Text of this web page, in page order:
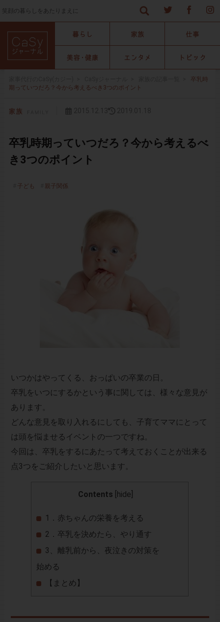
笑顔の暮らしをあたりまえに
卒乳時
期っていつだろ？今から考えるべき3つのポイント
卒乳時期っていつだろ？今から考えるべ
き3つのポイント
子ども 親子関係
いつかはやってくる、おっぱいの卒業の日。
卒乳をいつにするかという事に関しては、様々な意見が
あります。
どんな意見を取り入れるにしても、子育てママにとって
は頭を悩ませるイベントの一つですね。
今回は、卒乳をするにあたって考えておくことが出来る
点3つをご紹介したいと思います。
Contents hide
1．赤ちゃんの栄養を考える
2．卒乳を決めたら、やり通す
3、離乳前から、夜泣きの対策を
始める
【まとめ】